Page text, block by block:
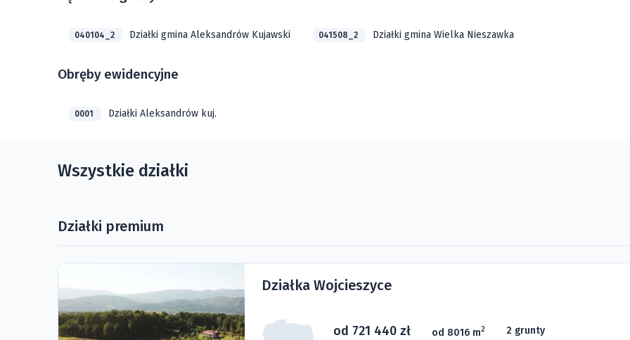
040104_2 Działki gmina Aleksandrów Kujawski 041508_2 Działki gmina Wielka Nieszawka
Obręby ewidencyjne
0001 Działki Aleksandrów kuj.
Wszystkie działki
Działki premium
Działka Wojcieszyce
od 721 440 zł od 8016 m2 2 grunty